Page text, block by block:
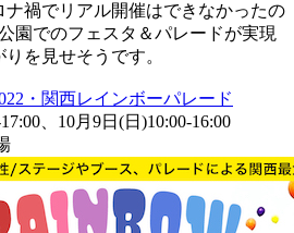
禍でリアル開催はできなかったの
園でのフェスタ＆パレードが実現
を見せそうです。
・関西レインボーパレード
、10月9日(日)10:00-16:00